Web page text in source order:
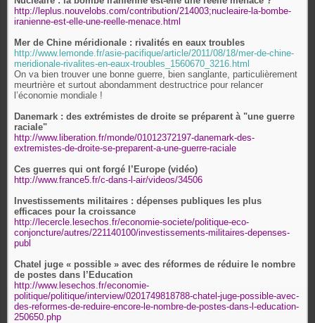
http://leplus.nouvelobs.com/contribution/214003;nucleaire-la-bombe-
iranienne-est-elle-une-reelle-menace.html
Mer de Chine méridionale : rivalités en eaux troubles
http://www.lemonde.fr/asie-pacifique/article/2011/08/18/mer-de-chine-
meridionale-rivalites-en-eaux-troubles_1560670_3216.html
On va bien trouver une bonne guerre, bien sanglante, particulièrement
meurtrière et surtout abondamment destructrice pour relancer
l’économie mondiale !
Danemark : des extrémistes de droite se préparent à "une guerre
raciale"
http://www.liberation.fr/monde/01012372197-danemark-des-
extremistes-de-droite-se-preparent-a-une-guerre-raciale
Ces guerres qui ont forgé l’Europe (vidéo)
http://www.france5.fr/c-dans-l-air/videos/34506
Investissements militaires : dépenses publiques les plus
efficaces pour la croissance
http://lecercle.lesechos.fr/economie-societe/politique-eco-
conjoncture/autres/221140100/investissements-militaires-depenses-
publ
Chatel juge « possible » avec des réformes de réduire le nombre
de postes dans l’Education
http://www.lesechos.fr/economie-
politique/politique/interview/0201749818788-chatel-juge-possible-avec-
des-reformes-de-reduire-encore-le-nombre-de-postes-dans-l-education-
250650.php